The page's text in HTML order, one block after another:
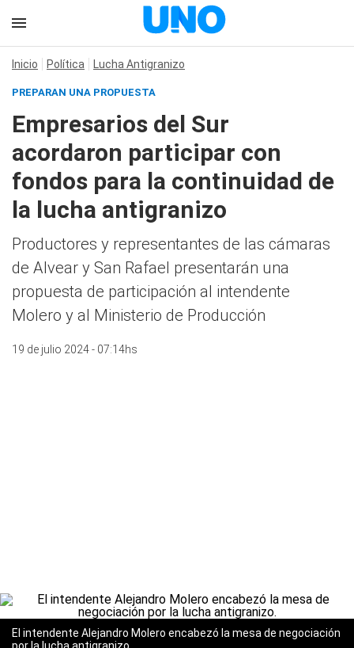
Inicio Política Lucha Antigranizo
PREPARAN UNA PROPUESTA
Empresarios del Sur
acordaron participar con
fondos para la continuidad de
la lucha antigranizo
Productores y representantes de las cámaras
de Alvear y San Rafael presentarán una
propuesta de participación al intendente
Molero y al Ministerio de Producción
19 de julio 2024 - 07:14hs
El intendente Alejandro Molero encabezó la mesa de negociación